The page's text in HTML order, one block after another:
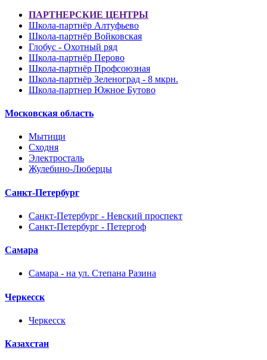
ПАРТНЕРСКИЕ ЦЕНТРЫ
Школа-партнёр Алтуфьево
Школа-партнёр Войковская
Глобус - Охотный ряд
Школа-партнёр Перово
Школа-партнёр Профсоюзная
Школа-партнёр Зеленоград - 8 мкрн.
Школа-партнер Южное Бутово
Московская область
Мытищи
Сходня
Электросталь
Жулебино-Люберцы
Санкт-Петербург
Санкт-Петербург - Невский проспект
Санкт-Петербург - Петергоф
Самара
Самара - на ул. Степана Разина
Черкесск
Черкесск
Казахстан